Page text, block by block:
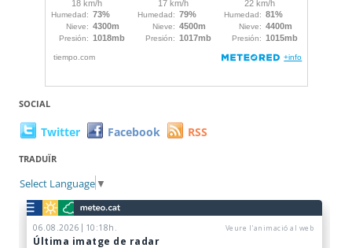
SOCIAL
Twitter Facebook RSS
TRADUÏR
Select Language ▼